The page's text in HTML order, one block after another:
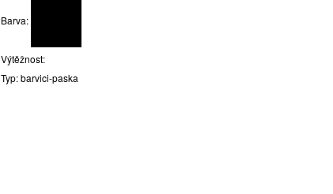
Barva:
Výtěžnost:
Typ: barvici-paska